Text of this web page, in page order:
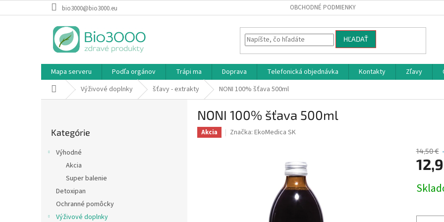
na
bio3000@bio3000.eu OBCHODNÉ PODMIENKY
HĽADAŤ
Mapa serveru Podľa orgánov Trápi ma Doprava Telefonická objednávka Kontakty Zľavy
DomovVýživové doplnky šťavy - extrakty NONI 100% šťava 500ml
kategórie
Kategórie
Výhodné
Akcia
Super balenie
Detoxipan
Ochranné pomôcky
Výživové doplnky
NONI 100% šťava 500ml
Akcia Značka: EkoMedica SK
14,50 €
cena: